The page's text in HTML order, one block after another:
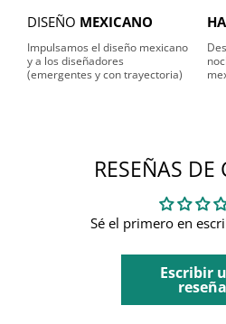
DISEÑO MEXICANO
Impulsamos el diseño mexicano
y a los diseñadores
(emergentes y con trayectoria)
RESEÑAS DE
Sé el primero en
Escribir
reseña